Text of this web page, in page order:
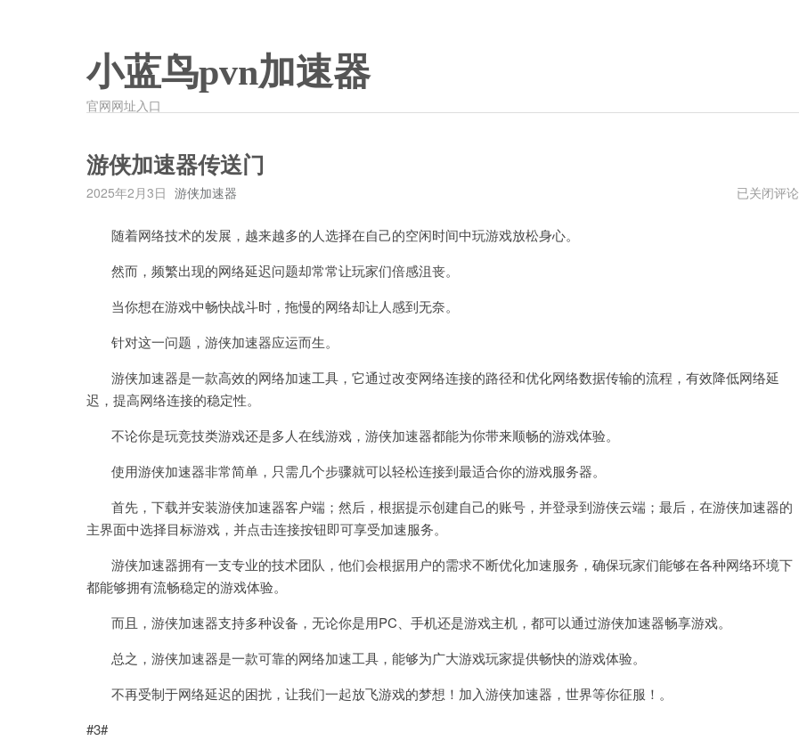
小蓝鸟pvn加速器
官网网址入口
游侠加速器传送门
2025年2月3日 游侠加速器
游
已关闭评论
随着网络技术的发展，越来越多的人选择在自己的空闲时间中玩游戏放松身心。
然而，频繁出现的网络延迟问题却常常让玩家们倍感沮丧。
当你想在游戏中畅快战斗时，拖慢的网络却让人感到无奈。
针对这一问题，游侠加速器应运而生。
游侠加速器是一款高效的网络加速工具，它通过改变网络连接的路径和优化网络数据传输的流程，有效降低网络延
迟，提高网络连接的稳定性。
不论你是玩竞技类游戏还是多人在线游戏，游侠加速器都能为你带来顺畅的游戏体验。
使用游侠加速器非常简单，只需几个步骤就可以轻松连接到最适合你的游戏服务器。
首先，下载并安装游侠加速器客户端；然后，根据提示创建自己的账号，并登录到游侠云端；最后，在游侠加速器的
主界面中选择目标游戏，并点击连接按钮即可享受加速服务。
游侠加速器拥有一支专业的技术团队，他们会根据用户的需求不断优化加速服务，确保玩家们能够在各种网络环境下
都能够拥有流畅稳定的游戏体验。
而且，游侠加速器支持多种设备，无论你是用PC、手机还是游戏主机，都可以通过游侠加速器畅享游戏。
总之，游侠加速器是一款可靠的网络加速工具，能够为广大游戏玩家提供畅快的游戏体验。
不再受制于网络延迟的困扰，让我们一起放飞游戏的梦想！加入游侠加速器，世界等你征服！。
#3#